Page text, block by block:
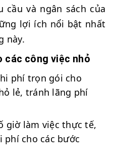
và ngân sách của
lợi ích nổi bật nhất
này.
các công việc nhỏ
phí trọn gói cho
lẻ, tránh lãng phí
giờ làm việc thực tế,
phí cho các bước